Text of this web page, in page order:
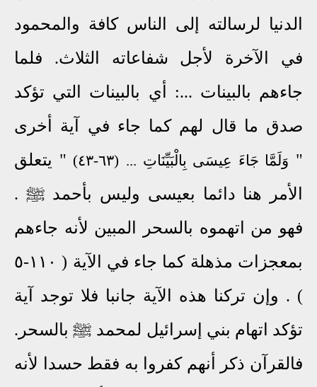
الدنيا لرسالته إلى الناس كافة والمحمود
في الآخرة لأجل شفاعاته الثلاث. فلما
جاءهم بالبينات ...: أي بالبينات التي تؤكد
صدق ما قال لهم كما جاء في آية أخرى
" وَلَمَّا جَاءَ عِيسَى بِالْبَيِّنَاتِ ... (٦٣-٤٣)
" يتعلق
الأمر هنا دائما بعيسى وليس بأحمد ﷺ .
فهو من اتهموه بالسحر المبين لأنه جاءهم
بمعجزات مذهلة كما جاء في الآية ( ١١٠-٥
) . وإن تركنا هذه الآية جانبا فلا توجد آية
تؤكد اتهام بني إسرائيل لمحمد ﷺ بالسحر.
فالقرآن ذكر أنهم كفروا به فقط حسدا لأنه